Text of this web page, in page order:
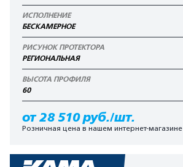
ИСПОЛНЕНИЕ
БЕСКАМЕРНОЕ
РИСУНОК ПРОТЕКТОРА
РЕГИОНАЛЬНАЯ
ВЫСОТА ПРОФИЛЯ
60
от 28 510 руб./шт.
Розничная цена в нашем интернет-магазине